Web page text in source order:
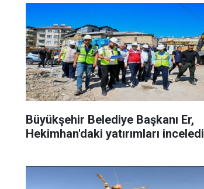
Büyükşehir Belediye Başkanı Er,
Hekimhan'daki yatırımları inceledi